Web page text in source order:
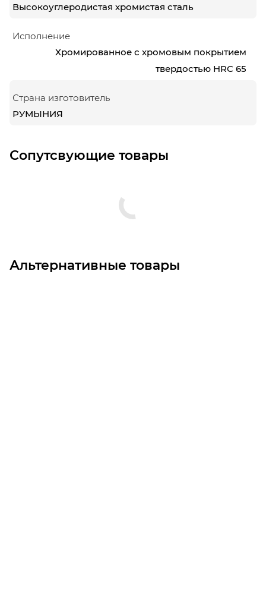
Высокоуглеродистая хромистая сталь
Исполнение
Хромированное с хромовым покрытием
твердостью HRC 65
Страна изготовитель
РУМЫНИЯ
Сопутсвующие товары
Альтернативные товары